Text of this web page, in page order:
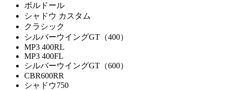
ボルドール
シャドウ カスタム
クラシック
シルバーウイングGT（400）
MP3 400RL
MP3 400FL
シルバーウイングGT（600）
CBR600RR
シャドウ750